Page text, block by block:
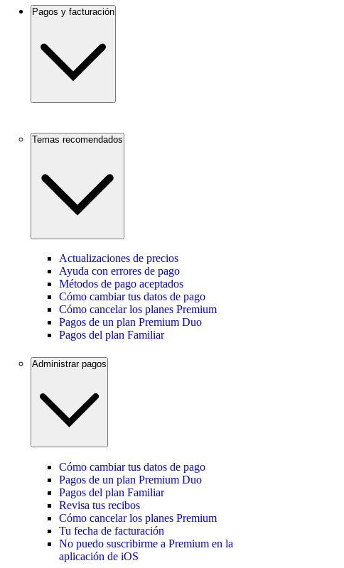
Pagos y facturación
Temas recomendados
Actualizaciones de precios
Ayuda con errores de pago
Métodos de pago aceptados
Cómo cambiar tus datos de pago
Cómo cancelar los planes Premium
Pagos de un plan Premium Duo
Pagos del plan Familiar
Administrar pagos
Cómo cambiar tus datos de pago
Pagos de un plan Premium Duo
Pagos del plan Familiar
Revisa tus recibos
Cómo cancelar los planes Premium
Tu fecha de facturación
No puedo suscribirme a Premium en la
aplicación de iOS